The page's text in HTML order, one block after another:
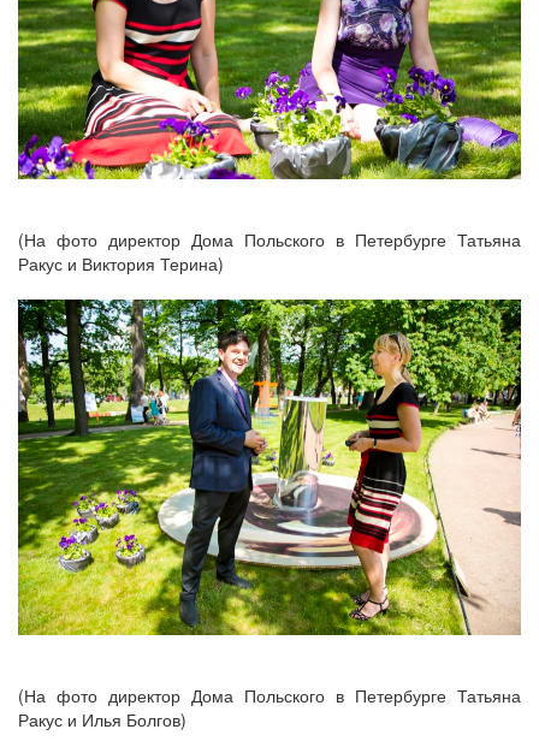
(На фото директор Дома Польского в Петербурге Татьяна
Ракус и Виктория Терина)
(На фото директор Дома Польского в Петербурге Татьяна
Ракус и Илья Болгов)